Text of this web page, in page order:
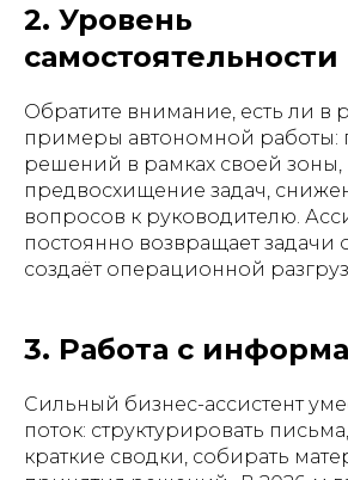
2. Уровень
самостоятельности
Обратите внимание, есть ли в
примеры автономной работы:
решений в рамках своей зоны,
предвосхищение задач,
вопросов к руководителю.
постоянно возвращает задачи
создаёт операционной
3. Работа с
Сильный бизнес-ассистент
поток: структурировать
краткие сводки, собирать